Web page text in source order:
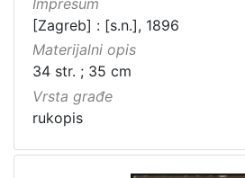
Impresum
[Zagreb] : [s.n.], 1896
Materijalni opis
34 str. ; 35 cm
Vrsta građe
rukopis